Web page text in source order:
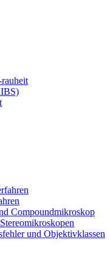
Compoundmikroskop
und Objektivklassen